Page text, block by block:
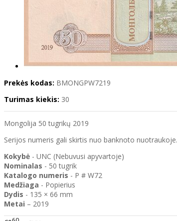
Prekės kodas: BMONGPW7219
Turimas kiekis: 30
Mongolija 50 tugrikų 2019
Serijos numeris gali skirtis nuo banknoto nuotraukoje.
Kokybė - UNC (Nebuvusi apyvartoje)
Nominalas - 50 tugrik
Katalogo numeris - P # W72
Medžiaga - Popierius
Dydis - 135 × 66 mm
Metai – 2019